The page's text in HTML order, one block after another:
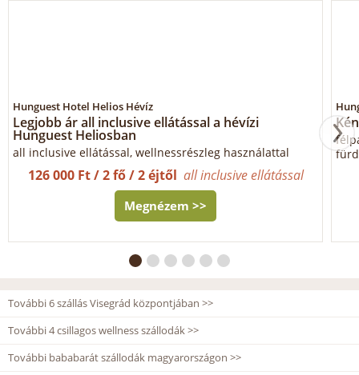
Hunguest Hotel Helios Hévíz
Legjobb ár all inclusive ellátással a hévízi
Hunguest Heliosban
all inclusive ellátással, wellnessrészleg használattal
126 000 Ft / 2 fő / 2 éjtől all inclusive ellátással
Megnézem >>
További 6 szállás Visegrád központjában >>
További 4 csillagos wellness szállodák >>
További bababarát szállodák magyarországon >>